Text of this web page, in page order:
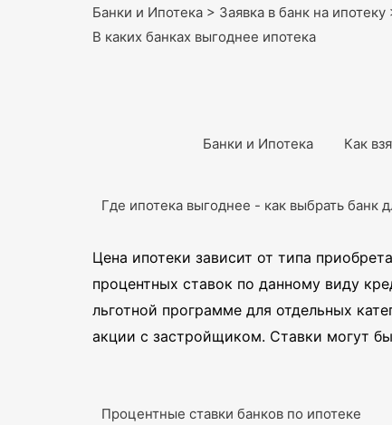
Банки и Ипотека > Заявка в банк на ипотеку
В каких банках выгоднее ипотека
Банки и Ипотека Как
Где ипотека выгоднее - как выбрать банк
Цена ипотеки зависит от типа
процентных ставок по данному виду
льготной программе для отдельных
акции с застройщиком. Ставки могут
Процентные ставки банков по ипотеке